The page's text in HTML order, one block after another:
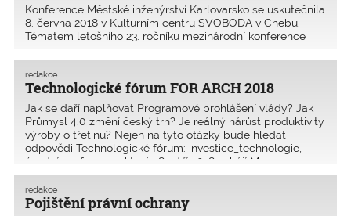
Konference Městské inženýrství Karlovarsko se uskutečnila
8. ­června 2018 v Kulturním centru SVOBODA v Chebu.
Tématem letošního 23. ročníku mezinárodní konference
městě. Letos poprvé, kdy byla konference uspořádá
Technologické fórum FOR ARCH 2018
redakce
Jak se daří naplňovat Programové prohlášení vlády? Jak
Průmysl 4.0 změní český trh? Je reálný nárůst produktivity
výroby o třetinu? Nejen na tyto otázky bude hledat
odpovědi Technologické fórum: investice_technologie,
úvodní konference, která 18. září 2018 zahájí Me
Pojištění právní ochrany
redakce